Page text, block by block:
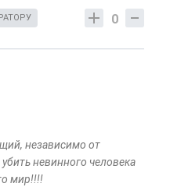
0
независимо от
невинного человека
мир!!!!